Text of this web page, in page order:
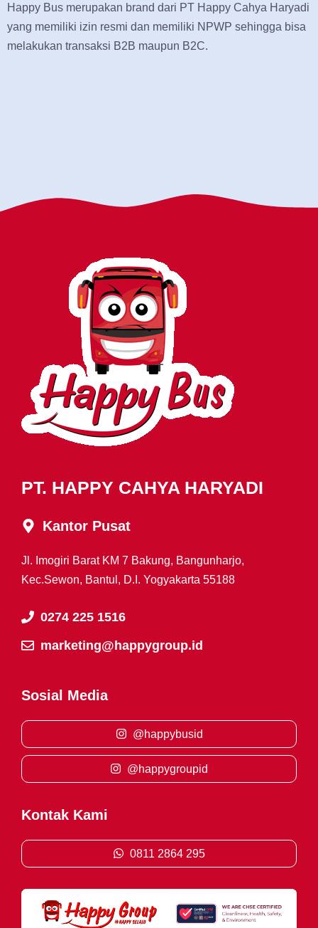
Happy Bus merupakan brand dari PT Happy Cahya Haryadi
yang memiliki izin resmi dan memiliki NPWP sehingga bisa
melakukan transaksi B2B maupun B2C.
PT. HAPPY CAHYA HARYADI
Kantor Pusat
Jl. Imogiri Barat KM 7 Bakung, Bangunharjo,
Kec.Sewon, Bantul, D.I. Yogyakarta 55188
0274 225 1516
marketing@happygroup.id
Sosial Media
@happybusid
@happygroupid
Kontak Kami
0811 2864 295